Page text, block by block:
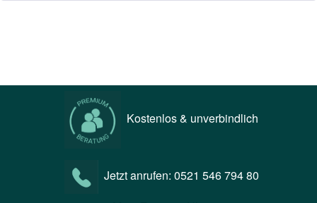
Kostenlos & unverbindlich
Jetzt anrufen: 0521 546 794 80